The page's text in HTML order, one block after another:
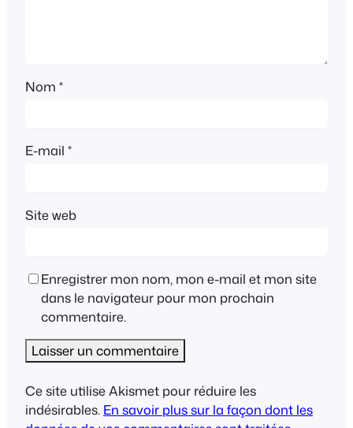
Nom *
E-mail *
Site web
Enregistrer mon nom, mon e-mail et mon site
dans le navigateur pour mon prochain
commentaire.
Ce site utilise Akismet pour réduire les
indésirables. En savoir plus sur la façon dont les